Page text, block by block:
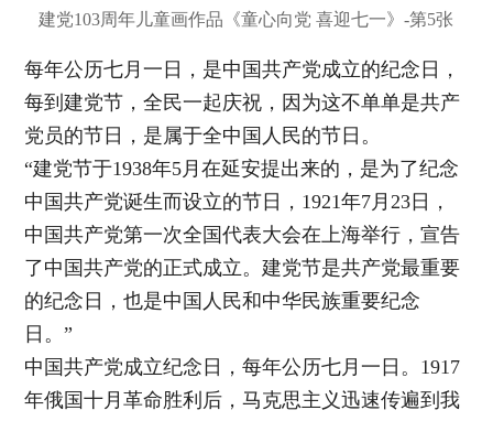
建党103周年儿童画作品《童心向党 喜迎七一》-第5张
每年公历七月一日，是中国共产党成立的纪念日，
每到建党节，全民一起庆祝，因为这不单单是共产
党员的节日，是属于全中国人民的节日。
“建党节于1938年5月在延安提出来的，是为了纪念
中国共产党诞生而设立的节日，1921年7月23日，
中国共产党第一次全国代表大会在上海举行，宣告
了中国共产党的正式成立。建党节是共产党最重要
的纪念日，也是中国人民和中华民族重要纪念
日。”
中国共产党成立纪念日，每年公历七月一日。1917
年俄国十月革命胜利后，马克思主义迅速传遍到我